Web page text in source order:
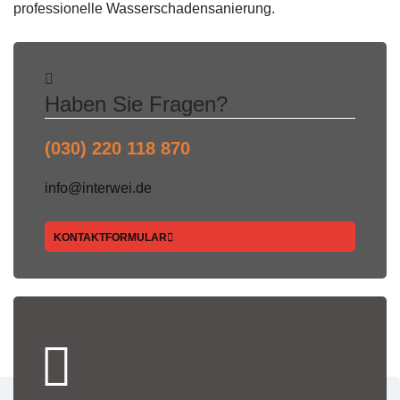
professionelle Wasserschadensanierung.
Haben Sie Fragen?
(030) 220 118 870
info@interwei.de
KONTAKTFORMULAR